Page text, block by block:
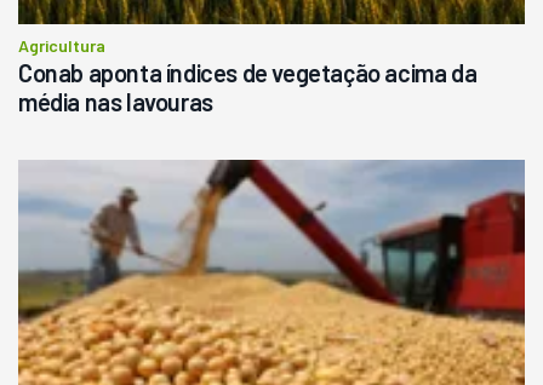
Agricultura
Conab aponta índices de vegetação acima da
média nas lavouras